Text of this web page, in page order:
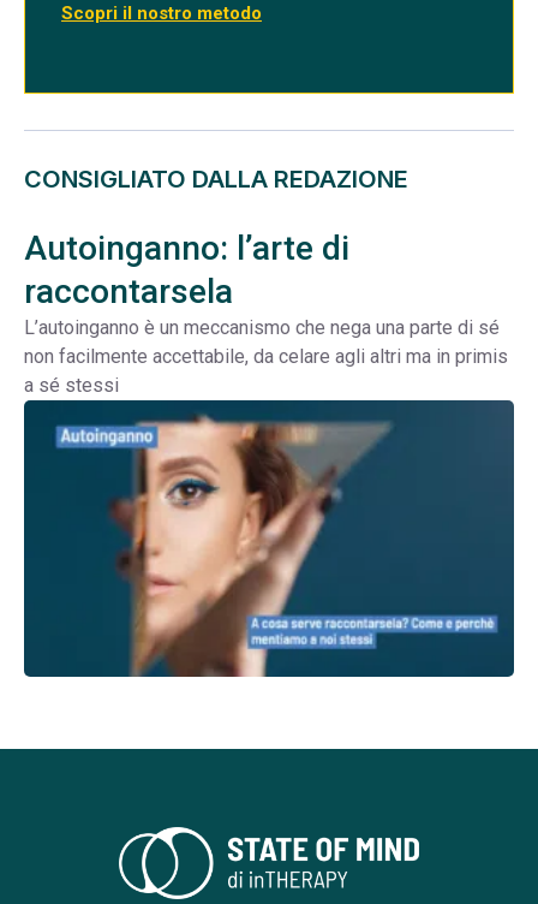
Scopri il nostro metodo
CONSIGLIATO DALLA REDAZIONE
Autoinganno: l’arte di
raccontarsela
L’autoinganno è un meccanismo che nega una parte di sé
non facilmente accettabile, da celare agli altri ma in primis
a sé stessi